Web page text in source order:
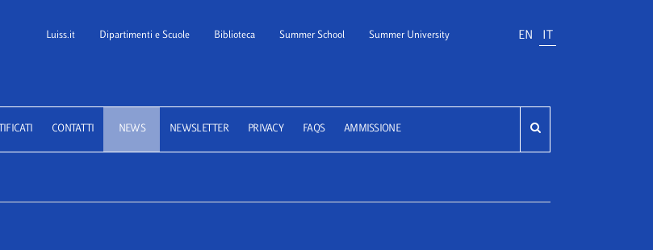
of Law
Luiss.it Dipartimenti e Scuole Biblioteca Summer School Summer University EN
CONTATTI NEWS NEWSLETTER PRIVACY FAQS AMMISSIONE